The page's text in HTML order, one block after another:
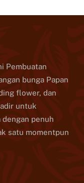
Pembuatan
bunga Papan
flower, dan
untuk
penuh
satu momentpun